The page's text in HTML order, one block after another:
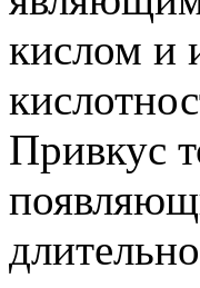
кислом и
Привкус